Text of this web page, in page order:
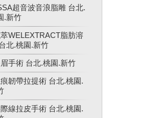
超音波音浪脂雕 台北.
.新竹
WELEXTRACT脂肪溶
北.桃園.新竹
手術 台北.桃園.新竹
韌帶拉提術 台北.桃園.
線拉皮手術 台北.桃園.